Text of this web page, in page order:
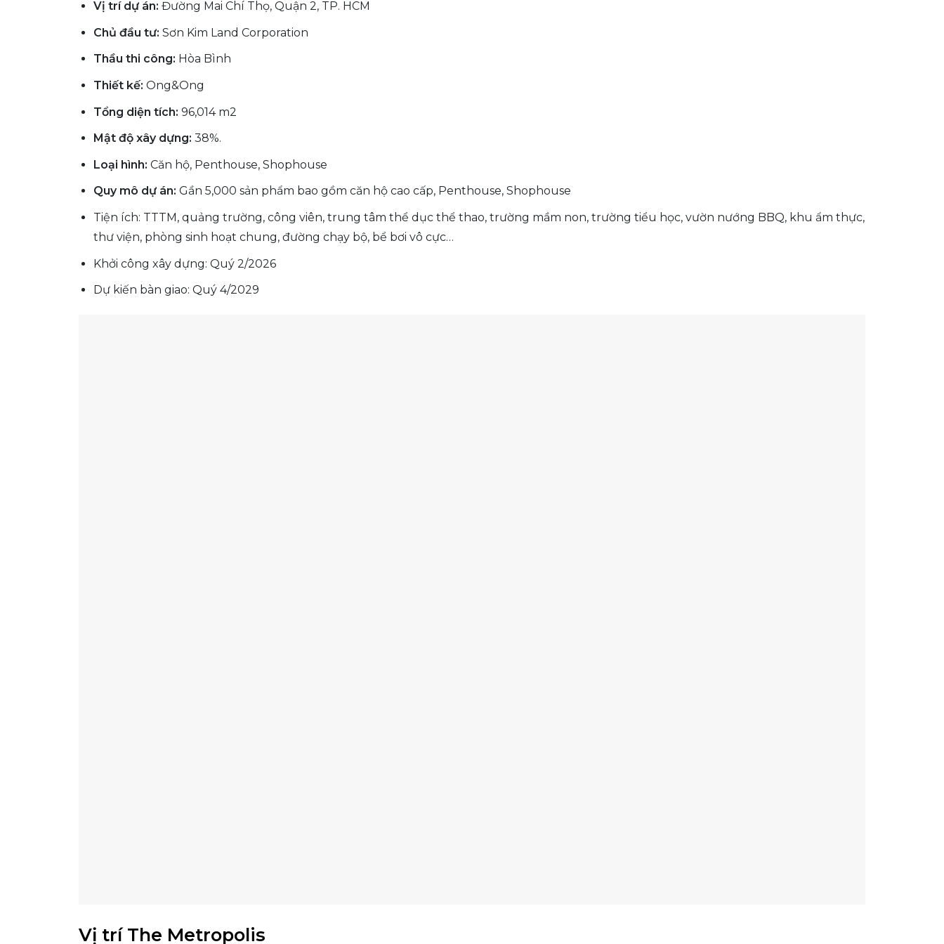
Vị trí dự án: Đường Mai Chí Thọ, Quận 2, TP. HCM
Chủ đầu tư: Sơn Kim Land Corporation
Thầu thi công: Hòa Bình
Thiết kế: Ong&Ong
Tổng diện tích: 96,014 m2
Mật độ xây dựng: 38%.
Loại hình: Căn hộ, Penthouse, Shophouse
Quy mô dự án: Gần 5,000 sản phẩm bao gồm căn hộ cao cấp, Penthouse, Shophouse
Tiện ích: TTTM, quảng trường, công viên, trung tâm thể dục thể thao, trường mầm non, trường tiểu học, vườn nướng BBQ, khu ẩm thực,
thư viện, phòng sinh hoạt chung, đường chạy bộ, bể bơi vô cực…
Khởi công xây dựng: Quý 2/2026
Dự kiến bàn giao: Quý 4/2029
Vị trí The Metropolis